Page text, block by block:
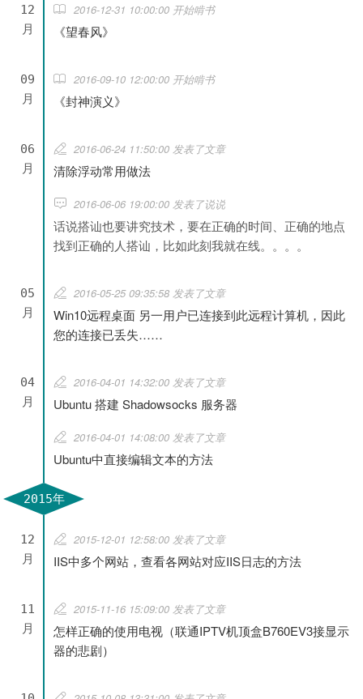
12
月
2016-12-31 10:00:00 开始啃书
《望春风》
09
月
2016-09-10 12:00:00 开始啃书
《封神演义》
06
月
2016-06-24 11:50:00 发表了文章
清除浮动常用做法
2016-06-06 19:00:00 发表了说说
话说搭讪也要讲究技术，要在正确的时间、正确的地点
找到正确的人搭讪，比如此刻我就在线。。。。
05
月
2016-05-25 09:35:58 发表了文章
Win10远程桌面 另一用户已连接到此远程计算机，因此
您的连接已丢失……
04
月
2016-04-01 14:32:00 发表了文章
Ubuntu 搭建 Shadowsocks 服务器
2016-04-01 14:08:00 发表了文章
Ubuntu中直接编辑文本的方法
2015年
12
月
2015-12-01 12:58:00 发表了文章
IIS中多个网站，查看各网站对应IIS日志的方法
11
月
2015-11-16 15:09:00 发表了文章
怎样正确的使用电视（联通IPTV机顶盒B760EV3接显示
器的悲剧）